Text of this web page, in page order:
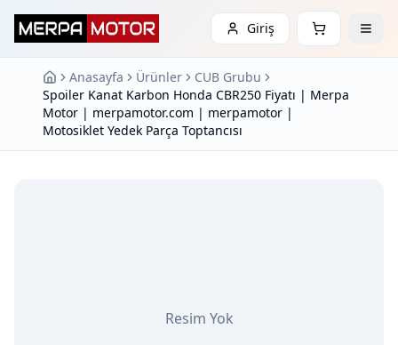
Giriş
Anasayfa Ürünler
CUB Grubu
Spoiler Kanat Karbon Honda CBR250 Fiyatı | Merpa
Motor | merpamotor.com | merpamotor |
Motosiklet Yedek Parça Toptancısı
Resim Yok